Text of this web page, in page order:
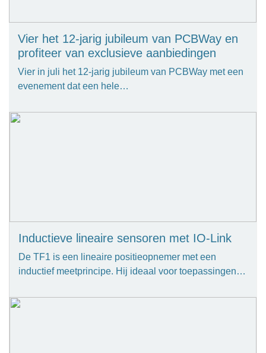
Vier het 12-jarig jubileum van PCBWay en
profiteer van exclusieve aanbiedingen
Vier in juli het 12-jarig jubileum van PCBWay met een
evenement dat een hele…
Inductieve lineaire sensoren met IO-Link
De TF1 is een lineaire positieopnemer met een
inductief meetprincipe. Hij ideaal voor toepassingen…